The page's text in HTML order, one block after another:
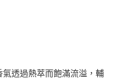
於每月結算日後寄送繳費提
／台灣大直營門市／銀行轉
透過熱萃而飽滿流溢，輔